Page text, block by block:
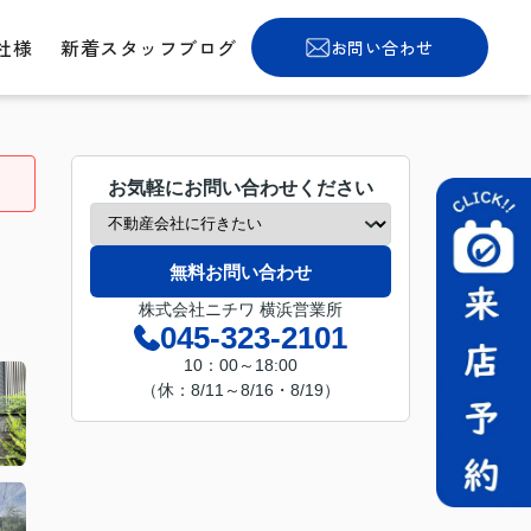
様 新着スタッフブログ お問い合わせ
お気軽にお問い合わせください
無料お問い合わせ
株式会社ニチワ 横浜営業所
045-323-2101
10：00～18:00
（休：8/11～8/16・8/19）